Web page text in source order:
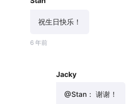
祝生日快乐！
6 年前
Jacky
@Stan： 谢谢！